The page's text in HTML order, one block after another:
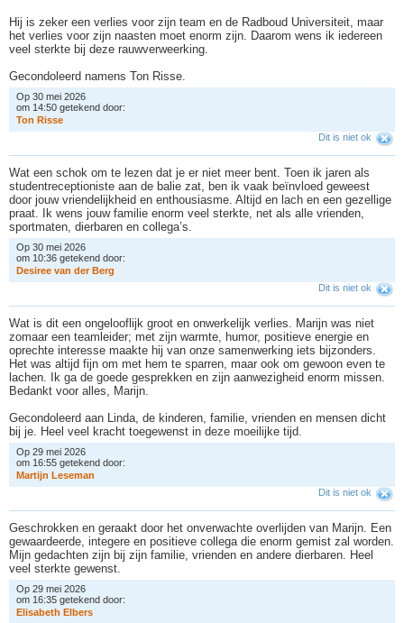
Hij is zeker een verlies voor zijn team en de Radboud Universiteit, maar
het verlies voor zijn naasten moet enorm zijn. Daarom wens ik iedereen
veel sterkte bij deze rauwverweerking.
Gecondoleerd namens Ton Risse.
Op 30 mei 2026
om 14:50 getekend door:
Ton Risse
Dit is niet ok
Wat een schok om te lezen dat je er niet meer bent. Toen ik jaren als
studentreceptioniste aan de balie zat, ben ik vaak beïnvloed geweest
door jouw vriendelijkheid en enthousiasme. Altijd en lach en een gezellige
praat. Ik wens jouw familie enorm veel sterkte, net als alle vrienden,
sportmaten, dierbaren en collega’s.
Op 30 mei 2026
om 10:36 getekend door:
Desiree van der Berg
Dit is niet ok
Wat is dit een ongelooflijk groot en onwerkelijk verlies. Marijn was niet
zomaar een teamleider; met zijn warmte, humor, positieve energie en
oprechte interesse maakte hij van onze samenwerking iets bijzonders.
Het was altijd fijn om met hem te sparren, maar ook om gewoon even te
lachen. Ik ga de goede gesprekken en zijn aanwezigheid enorm missen.
Bedankt voor alles, Marijn.
Gecondoleerd aan Linda, de kinderen, familie, vrienden en mensen dicht
bij je. Heel veel kracht toegewenst in deze moeilijke tijd.
Op 29 mei 2026
om 16:55 getekend door:
Martijn Leseman
Dit is niet ok
Geschrokken en geraakt door het onverwachte overlijden van Marijn. Een
gewaardeerde, integere en positieve collega die enorm gemist zal worden.
Mijn gedachten zijn bij zijn familie, vrienden en andere dierbaren. Heel
veel sterkte gewenst.
Op 29 mei 2026
om 16:35 getekend door:
Elisabeth Elbers